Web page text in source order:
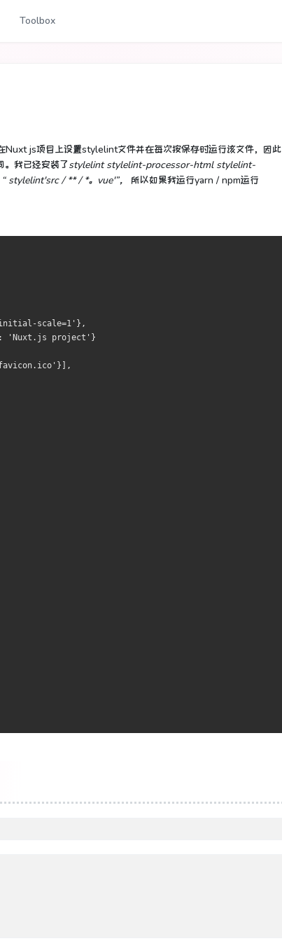
Toolbox
Nuxt js项目上设置stylelint文件并在每次按保存时运行该文件，因此
我已经安装了stylelint stylelint-processor-html stylelint-
stylelint'src / ** / *。vue'”，
所以如果我运行yarn / npm运行
scale=1'},
'Nuxt.js project'}